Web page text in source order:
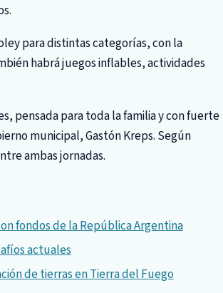
para distintas categorías, con la
habrá juegos inflables, actividades
pensada para toda la familia y con fuerte
municipal, Gastón Kreps. Según
ambas jornadas.
fondos de la República Argentina
actuales
de tierras en Tierra del Fuego